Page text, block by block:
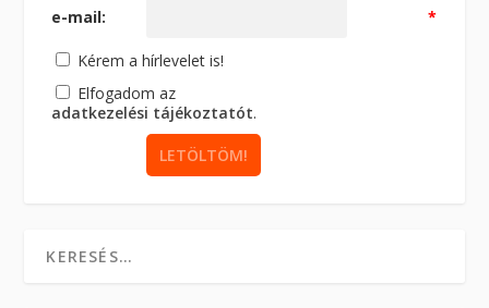
e-mail: *
Kérem a hírlevelet is!
Elfogadom az
adatkezelési tájékoztatót.